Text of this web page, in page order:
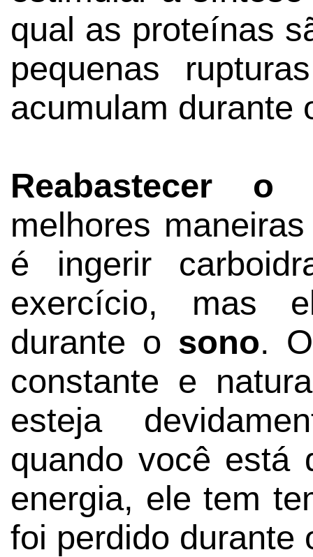
qual as proteínas
pequenas
acumulam durante
Reabastecer o
melhores
é ingerir
exercício, mas
durante o sono.
constante e
esteja
quando você está
energia, ele tem
foi perdido durante